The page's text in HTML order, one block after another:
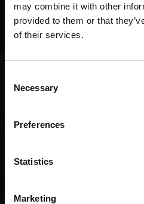
may combine it with other
provided to them or that
of their services.
Selection
Necessary
Preferences
Statistics
Marketing